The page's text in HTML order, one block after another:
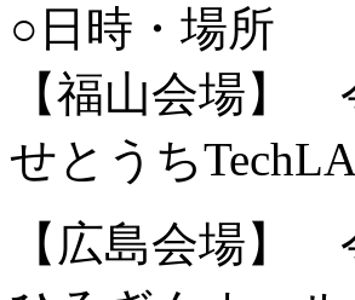
○日時・場所
【福山会場】
せとうち
【広島会場】